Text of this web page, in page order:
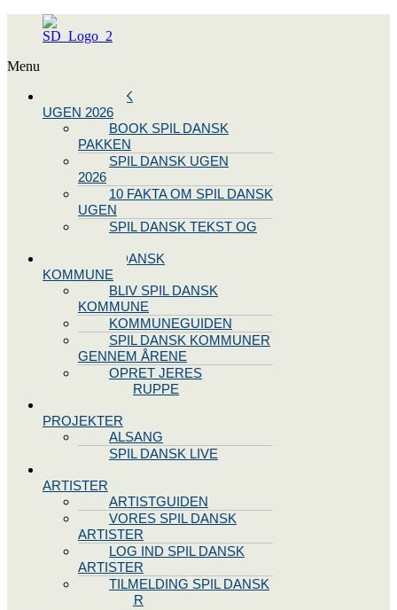
Menu
SPIL DANSK
UGEN 2026
BOOK SPIL DANSK
PAKKEN
SPIL DANSK UGEN
2026
10 FAKTA OM SPIL DANSK
UGEN
SPIL DANSK TEKST OG
BLIV SPIL DANSK
KOMMUNE
BLIV SPIL DANSK
KOMMUNE
KOMMUNEGUIDEN
SPIL DANSK KOMMUNER
GENNEM ÅRENE
OPRET JERES
STYREGRUPPE
PROJEKTER
ALSANG
SPIL DANSK LIVE
ARTISTER
ARTISTGUIDEN
VORES SPIL DANSK
ARTISTER
LOG IND SPIL DANSK
ARTISTER
TILMELDING SPIL DANSK
ARTISTER